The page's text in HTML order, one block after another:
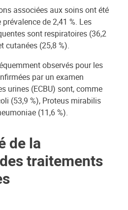
associées aux soins ont été
de 2,41 %. Les
sont respiratoires (36,2
cutanées (25,8 %).
observés pour les
par un examen
urines (ECBU) sont, comme
(53,9 %), Proteus mirabilis
(11,6 %).
de la
traitements